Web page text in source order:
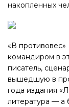
накопленных
«В
командиром в
писатель,
вышедшую в
года издания
литература — а